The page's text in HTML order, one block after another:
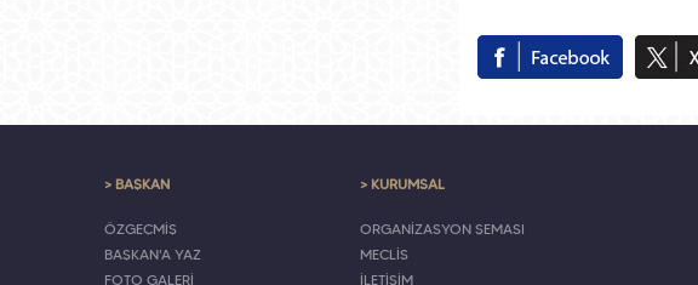
> BAŞKAN
ÖZGEÇMİŞ
BAŞKAN'A YAZ
FOTO GALERİ
> KURUMSAL
ORGANİZASYON ŞEMASI
MECLİS
İLETİŞİM